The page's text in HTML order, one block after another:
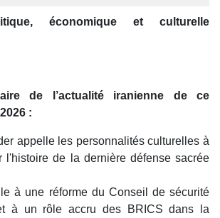
économique et culturelle
de l’actualité iranienne de ce
:
appelle les personnalités culturelles à
l'histoire de la dernière défense sacrée
à une réforme du Conseil de sécurité
à un rôle accru des BRICS dans la